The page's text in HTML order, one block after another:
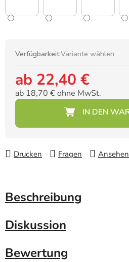
Verfügbarkeit:Variante wählen
ab 22,40 €
ab 18,70 €ohne MwSt.
Drucken Fragen Ansehen
Beschreibung
Diskussion
Bewertung